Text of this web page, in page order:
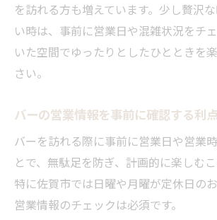
を訪れる方も増えています。少し贅沢
い時は、事前に営業日や混雑状況をチ
いた空間でゆったりとしたひとときを
さい。
バーの営業情報を事前に確認する利点
バーを訪れる際に事前に営業日や営業
とで、無駄足を防ぎ、計画的に楽しむこ
特に佐賀市では日曜や月曜が定休日のお
営業情報のチェックは必須です。